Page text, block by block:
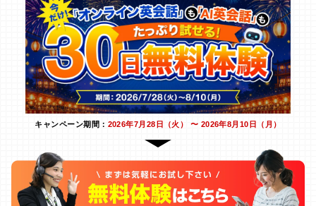
キャンペーン期間： 2026年7月28日（火） 〜 2026年8月10日（月）